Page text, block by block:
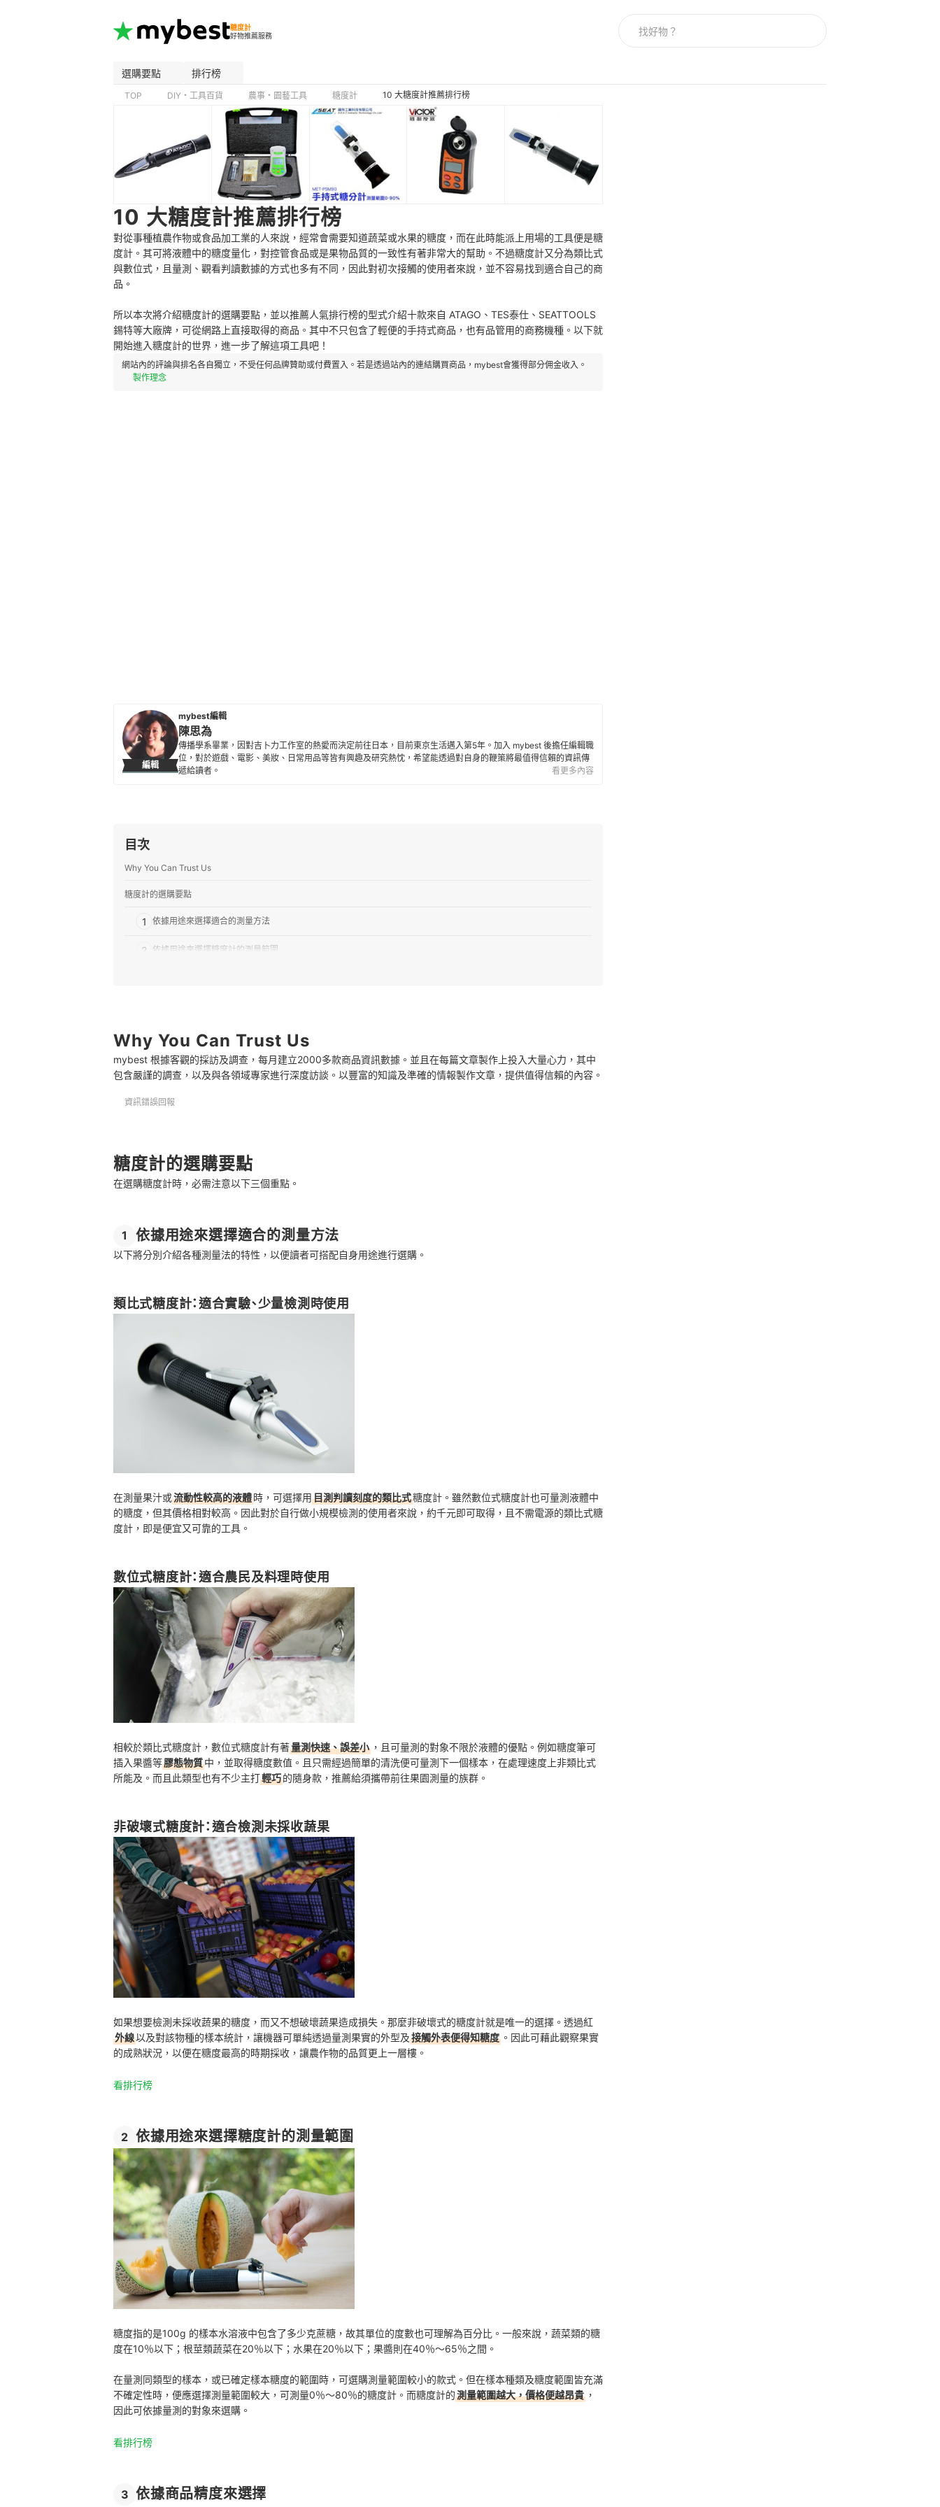
糖度計
好物推薦服務
選購要點 排行榜
TOP DIY・工具百貨 農事・園藝工具 糖度計 10 大糖度計推薦排行榜
10 大糖度計推薦排行榜
對從事種植農作物或食品加工業的人來說，經常會需要知道蔬菜或水果的糖度，而在此時能派上用場的工具便是糖
度計。其可將液體中的糖度量化，對控管食品或是果物品質的一致性有著非常大的幫助。不過糖度計又分為類比式
與數位式，且量測、觀看判讀數據的方式也多有不同，因此對初次接觸的使用者來說，並不容易找到適合自己的商
品。
所以本次將介紹糖度計的選購要點，並以推薦人氣排行榜的型式介紹十款來自 ATAGO、TES泰仕、SEATTOOLS
錫特等大廠牌，可從網路上直接取得的商品。其中不只包含了輕便的手持式商品，也有品管用的商務機種。以下就
開始進入糖度計的世界，進一步了解這項工具吧！
網站內的評論與排名各自獨立，不受任何品牌贊助或付費置入。若是透過站內的連結購買商品，mybest會獲得部分佣金收入。
製作理念
編輯
mybest編輯
陳思為
傳播學系畢業，因對吉卜力工作室的熱愛而決定前往日本，目前東京生活邁入第5年。加入 mybest 後擔任編輯職
位，對於遊戲、電影、美妝、日常用品等皆有興趣及研究熱忱，希望能透過對自身的鞭策將最值得信賴的資訊傳
遞給讀者。
看更多內容
目次
Why You Can Trust Us
糖度計的選購要點
1 依據用途來選擇適合的測量方法
2 依據用途來選擇糖度計的測量範圍
選購糖度計的常見問題
糖度計的單位「Brix」是什麼意思？
Why You Can Trust Us
mybest 根據客觀的採訪及調查，每月建立2000多款商品資訊數據。並且在每篇文章製作上投入大量心力，其中
包含嚴謹的調查，以及與各領域專家進行深度訪談。以豐富的知識及準確的情報製作文章，提供值得信賴的內容。
資訊錯誤回報
糖度計的選購要點
在選購糖度計時，必需注意以下三個重點。
1 依據用途來選擇適合的測量方法
以下將分別介紹各種測量法的特性，以便讀者可搭配自身用途進行選購。
類比式糖度計：適合實驗、少量檢測時使用
在測量果汁或流動性較高的液體時，可選擇用目測判讀刻度的類比式糖度計。雖然數位式糖度計也可量測液體中
的糖度，但其價格相對較高。因此對於自行做小規模檢測的使用者來說，約千元即可取得，且不需電源的類比式糖
度計，即是便宜又可靠的工具。
數位式糖度計：適合農民及料理時使用
相較於類比式糖度計，數位式糖度計有著量測快速、誤差小 ，且可量測的對象不限於液體的優點。例如糖度筆可
插入果醬等膠態物質中，並取得糖度數值。且只需經過簡單的清洗便可量測下一個樣本，在處理速度上非類比式
所能及。而且此類型也有不少主打輕巧的隨身款，推薦給須攜帶前往果園測量的族群。
非破壞式糖度計：適合檢測未採收蔬果
如果想要檢測未採收蔬果的糖度，而又不想破壞蔬果造成損失。那麼非破壞式的糖度計就是唯一的選擇。透過紅
外線以及對該物種的樣本統計，讓機器可單純透過量測果實的外型及接觸外表便得知糖度 。因此可藉此觀察果實
的成熟狀況，以便在糖度最高的時期採收，讓農作物的品質更上一層樓。
看排行榜
2 依據用途來選擇糖度計的測量範圍
糖度指的是100g 的樣本水溶液中包含了多少克蔗糖，故其單位的度數也可理解為百分比。一般來說，蔬菜類的糖
度在10％以下；根莖類蔬菜在20％以下；水果在20％以下；果醬則在40％～65％之間。
在量測同類型的樣本，或已確定樣本糖度的範圍時，可選購測量範圍較小的款式。但在樣本種類及糖度範圍皆充滿
不確定性時，便應選擇測量範圍較大，可測量0％～80％的糖度計。而糖度計的測量範圍越大，價格便越昂貴 ，
因此可依據量測的對象來選購。
看排行榜
3 依據商品精度來選擇